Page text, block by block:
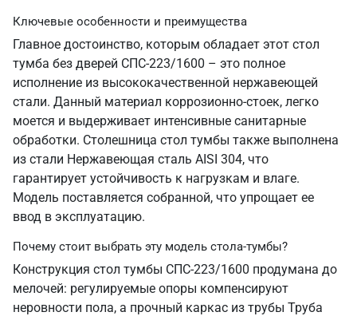
Ключевые особенности и преимущества
Главное достоинство, которым обладает этот стол
тумба без дверей СПС-223/1600 – это полное
исполнение из высококачественной нержавеющей
стали. Данный материал коррозионно-стоек, легко
моется и выдерживает интенсивные санитарные
обработки. Столешница стол тумбы также выполнена
из стали Нержавеющая сталь AISI 304, что
гарантирует устойчивость к нагрузкам и влаге.
Модель поставляется собранной, что упрощает ее
ввод в эксплуатацию.
Почему стоит выбрать эту модель стола-тумбы?
Конструкция стол тумбы СПС-223/1600 продумана до
мелочей: регулируемые опоры компенсируют
неровности пола, а прочный каркас из трубы Труба